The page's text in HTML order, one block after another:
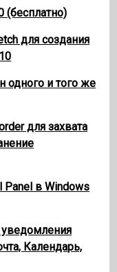
(бесплатно)
для создания
одного и того же
для захвата
Panel в Windows
уведомления
Календарь,